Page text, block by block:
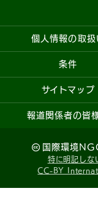
個人情報の取扱
条件
サイトマップ
報道関係者の皆
国際環境
特に明記しな
CC-BY